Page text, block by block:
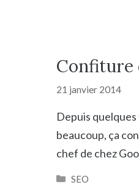
Confiture
21 janvier 2014
Depuis quelques
beaucoup, ça
chef de chez
Catégories
SEO